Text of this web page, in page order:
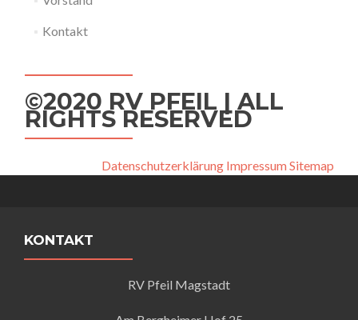
Kontakt
©2020 RV PFEIL | ALL
RIGHTS RESERVED
Datenschutzerklärung ImpressumSitemap
KONTAKT
RV Pfeil Magstadt